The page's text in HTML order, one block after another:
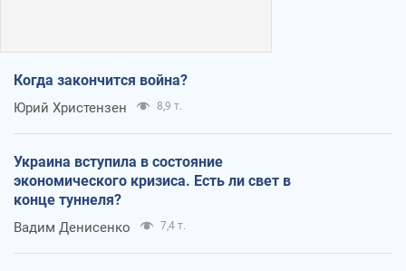
Когда закончится война?
Юрий Христензен 8,9 т.
Украина вступила в состояние
экономического кризиса. Есть ли свет в
конце туннеля?
Вадим Денисенко 7,4 т.